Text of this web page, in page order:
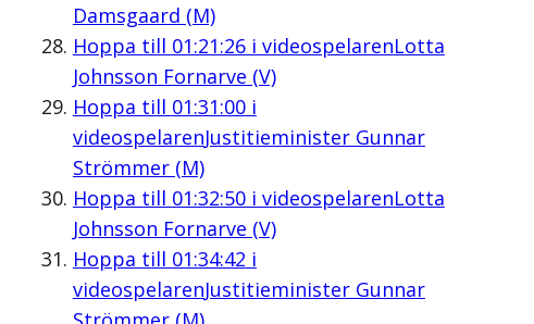
Damsgaard (M)
Hoppa till 01:21:26i videospelarenLotta
Johnsson Fornarve (V)
Hoppa till 01:31:00i
videospelarenJustitieminister Gunnar
Strömmer (M)
Hoppa till 01:32:50i videospelarenLotta
Johnsson Fornarve (V)
Hoppa till 01:34:42 i
videospelarenJustitieminister Gunnar